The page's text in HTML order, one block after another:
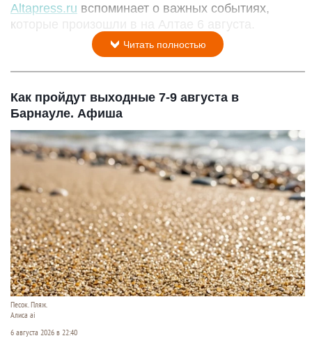
Altapress.ru вспоминает о важных событиях,
которые произошли в на Алтае 6 августа.
Читать полностью
Как пройдут выходные 7-9 августа в
Барнауле. Афиша
Песок. Пляж.
Алиса ai
6 августа 2026 в 22:40